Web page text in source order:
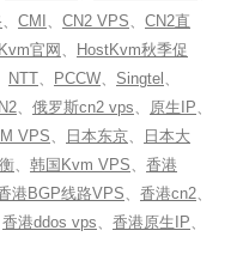
、 CMI 、 CN2 VPS、 CN2直
官网 、
HostKvm秋季促
NTT、 PCCW、 Singtel 、
、 俄罗斯cn2 vps、 原生IP、
VPS、 日本东京、
日本大
、 韩国Kvm VPS、 香港
港BGP线路VPS、 香港cn2、
香港ddos vps、 香港原生IP、